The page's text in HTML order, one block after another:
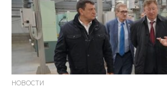
НОВОСТИ